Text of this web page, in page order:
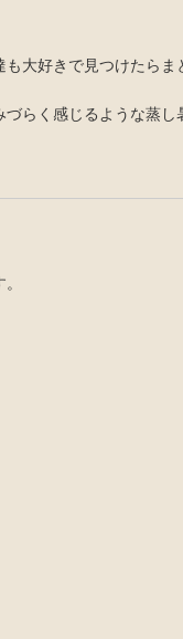
大好きで見つけたらま
らく感じるような蒸し